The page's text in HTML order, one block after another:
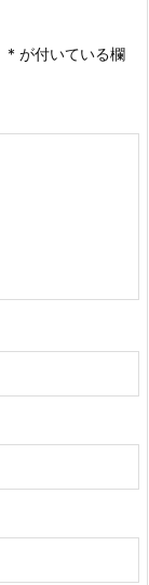
* が付いている欄